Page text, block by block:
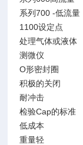
系列700 -低流量
1100设定点
处理气体或液体
测微仪
O形密封圈
积极的关闭
耐冲击
检验Cap的标准
低成本
重量轻